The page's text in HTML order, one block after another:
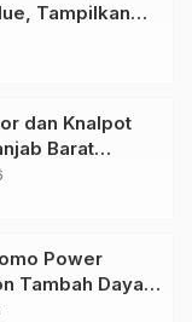
Tampilkan
yang
dan Knalpot
Barat
Kendaraan
Power
Tambah Daya
2026